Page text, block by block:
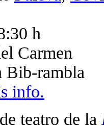
h
Carmen
Bib-rambla
info.
teatro de la